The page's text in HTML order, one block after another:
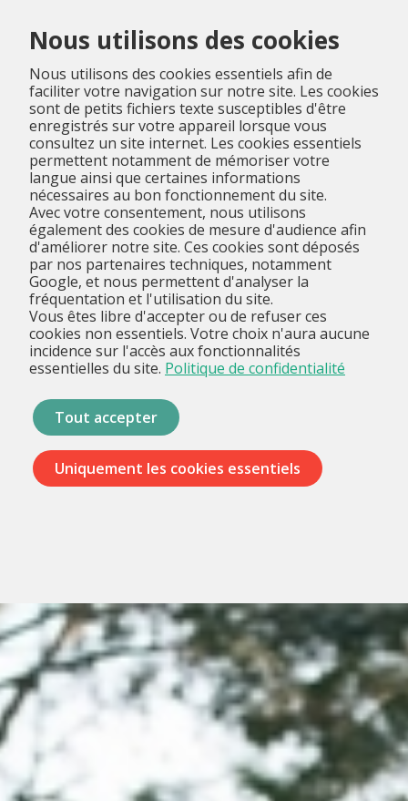
Nous utilisons des cookies
Nous utilisons des cookies essentiels afin de
faciliter votre navigation sur notre site. Les cookies
sont de petits fichiers texte susceptibles d'être
enregistrés sur votre appareil lorsque vous
consultez un site internet. Les cookies essentiels
permettent notamment de mémoriser votre
langue ainsi que certaines informations
nécessaires au bon fonctionnement du site.
Avec votre consentement, nous utilisons
également des cookies de mesure d'audience afin
d'améliorer notre site. Ces cookies sont déposés
par nos partenaires techniques, notamment
Google, et nous permettent d'analyser la
fréquentation et l'utilisation du site.
Vous êtes libre d'accepter ou de refuser ces
cookies non essentiels. Votre choix n'aura aucune
incidence sur l'accès aux fonctionnalités
essentielles du site. Politique de confidentialité
Tout accepter
Uniquement les cookies essentiels
Menu